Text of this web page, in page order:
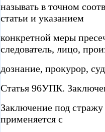
называть в точном
статьи и указанием
конкретной меры
следователь, лицо,
дознание, прокурор,
Статья 96УПК.
Заключение под
применяется с